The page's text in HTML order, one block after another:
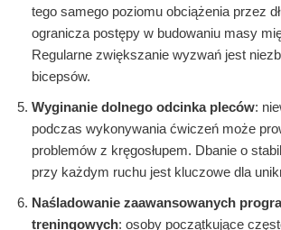
tego samego poziomu obciążenia przez
ogranicza postępy w budowaniu masy
Regularne zwiększanie wyzwań jest
bicepsów.
Wyginanie dolnego odcinka pleców:
podczas wykonywania ćwiczeń może
problemów z kręgosłupem. Dbanie o
przy każdym ruchu jest kluczowe dla
Naśladowanie zaawansowanych
treningowych: osoby początkujące